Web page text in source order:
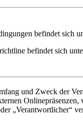
befindet sich
befindet sich
und Zweck der
„Verantwortlicher“